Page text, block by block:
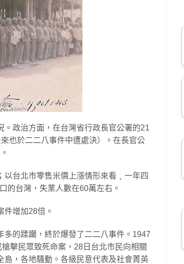
政治方面，在台灣省行政長官公署的21
也於二二八事件中遭處決）。在長官公
台北市零售米價上漲情形來看﹐一年四
的台灣，失業人數在60萬左右。
件增加28倍。
的蹂躪，終於爆發了二二八事件。1947
擊民眾致死命案，28日台北市民向相關
，各地騷動。各級民意代表及社會菁英